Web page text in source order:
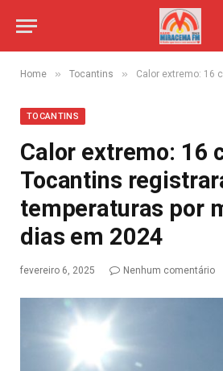
Home » Tocantins » Calor extremo: 16 cidades do Tocantins
TOCANTINS
Calor extremo: 16
Tocantins
temperaturas por
dias em 2024
fevereiro 6, 2025 Nenhum comentário